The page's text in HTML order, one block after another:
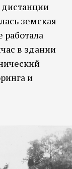
земская
работала
в здании
и